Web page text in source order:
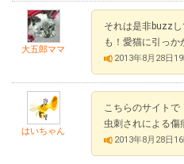
大五郎ママ
それは是非buzz
も！愛猫に引っ
2013年8月28日
はいちゃん
こちらのサイトで
虫刺されによる
2013年8月28日